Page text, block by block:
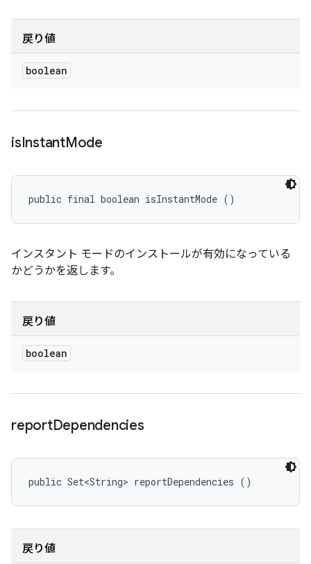
戻り値
boolean
isInstantMode
public final boolean isInstantMode ()
インスタント モードのインストールが有効になっている
かどうかを返します。
戻り値
boolean
reportDependencies
public Set<String> reportDependencies ()
戻り値